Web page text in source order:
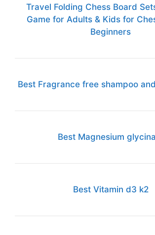
Travel Folding Chess Board
Game for Adults & Kids for
Beginners
Best Fragrance free shampoo
Best Magnesium
Best Vitamin d3 k2